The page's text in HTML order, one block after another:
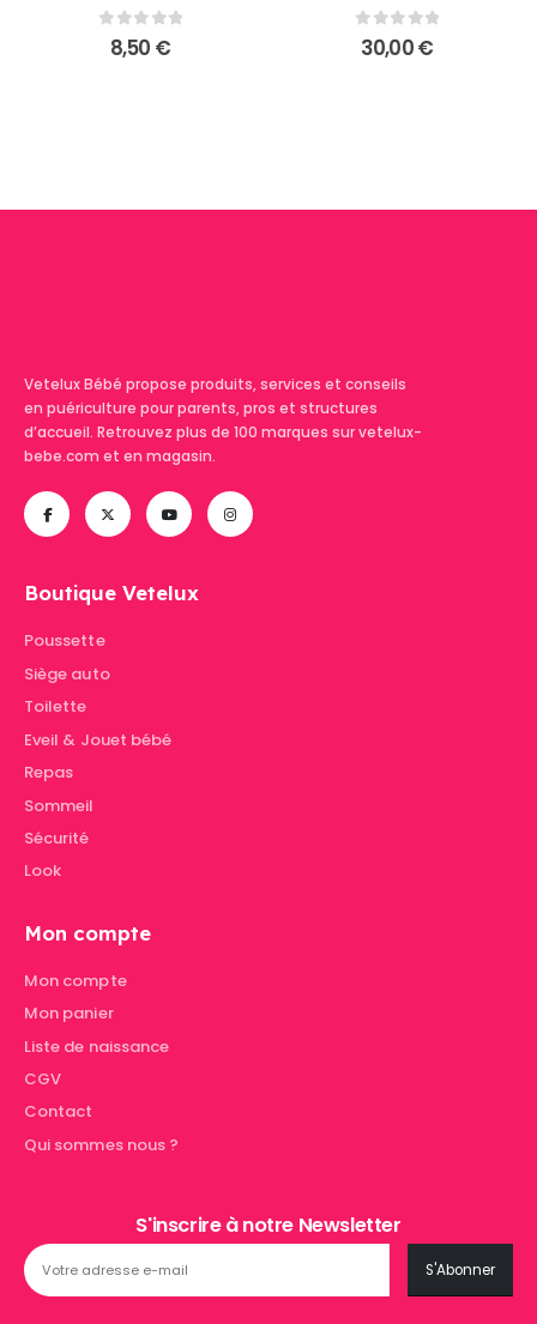
sur 5
8,50 € 0sur 5
30,00€
Vetelux Bébé propose produits, services et conseils
en puériculture pour parents, pros et structures
d’accueil. Retrouvez plus de 100 marques sur vetelux-
bebe.com et en magasin.
Boutique Vetelux
Poussette
Siège auto
Toilette
Eveil & Jouet bébé
Repas
Sommeil
Sécurité
Look
Mon compte
Mon compte
Mon panier
Liste de naissance
CGV
Contact
Qui sommes nous ?
S'inscrire à notre Newsletter